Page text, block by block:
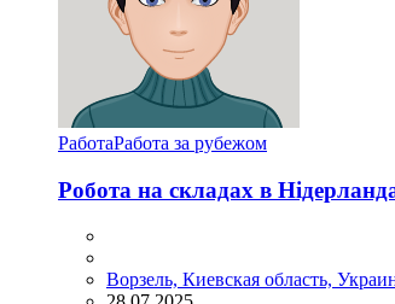
РаботаРабота за рубежом
Робота на складах в
Ворзель, Киевская область,